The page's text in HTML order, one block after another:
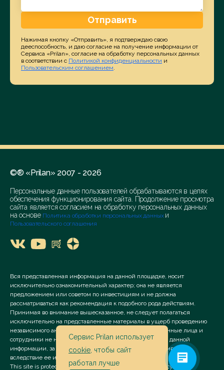
Отправить
Нажимая кнопку «Отправить», я подтверждаю свою
дееспособность, и даю согласие на получение информации от
Сервиса «Prilan», согласие на обработку персональных данных
в соответствии с Политикой конфиденциальности и
Пользовательским соглашением.
©® «Prilan» 2007 - 2026
Персональные данные пользователей обрабатываются в целях
обеспечения функционирования сайта. Продолжение просмотра
сайта является согласием на обработку персональных данных
на основе Политика обработки персональных данных и
Пользовательского соглашения
Вся представленная информация на данной площадке, носит
исключительно ознакомительный характер; она не является
предложением или советом по инвестициям и не должна
рассматриваться как рекомендация к подобного рода действиям.
Принимая во внимание вышесказанное, не следует полагаться
исключительно на представленные материалы в ущерб проведению
независимого анализа. Сервис «Prilan» его аффилированные лица и
сотрудники не несут ответственности за использование данной
информации, за прямой или косвенный ущерб, наступивший
вследствие ее использования.
This site is protected by reCAPTCHA and the Google
Privacy Policy
Сервис Prilan использует
cookie , чтобы сайт
работал лучше